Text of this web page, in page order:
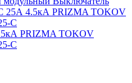
PRIZMA TOKOV
C